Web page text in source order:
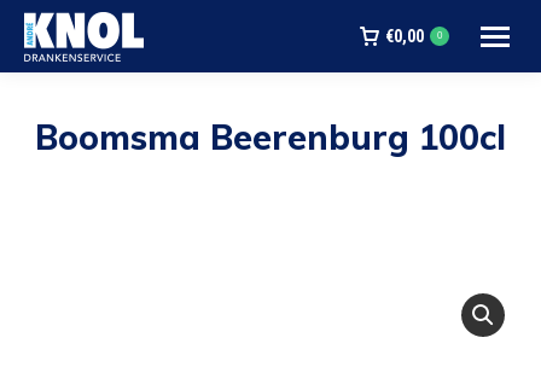
€0,00 0
Boomsma Beerenburg 100cl